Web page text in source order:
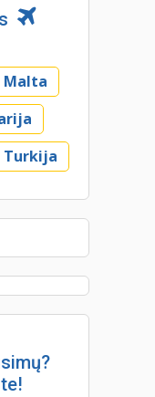
Malta
Turkija